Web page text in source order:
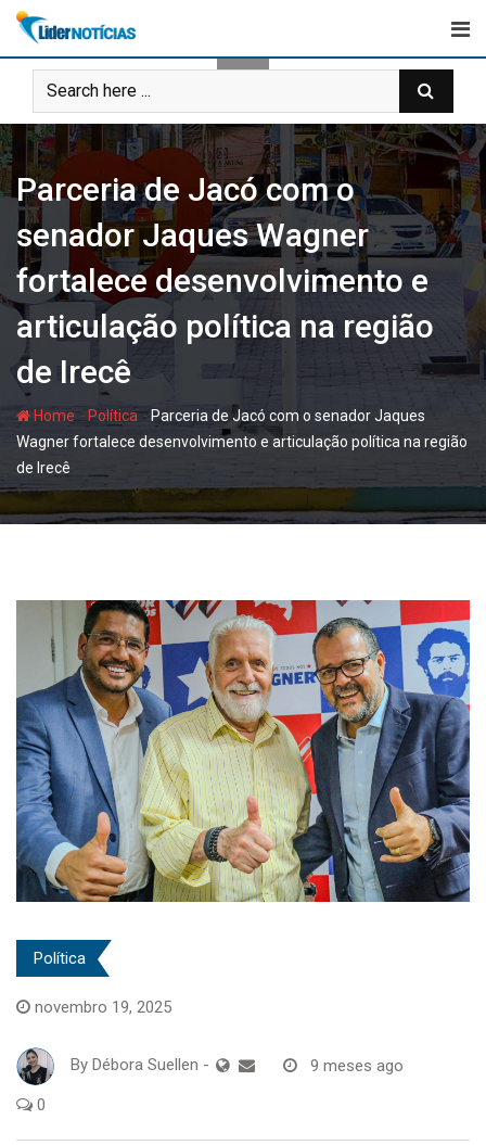
Skip
content
Parceria de Jacó com o
senador Jaques Wagner
fortalece desenvolvimento e
articulação política na região
de Irecê
Home - Política - Parceria de Jacó com o senador Jaques
Wagner fortalece desenvolvimento e articulação política na região
de Irecê
Política
novembro 19, 2025
By Débora Suellen - 9 meses ago
0